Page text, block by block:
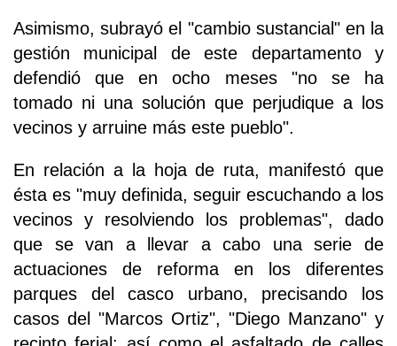
Asimismo, subrayó el "cambio sustancial" en la
gestión municipal de este departamento y
defendió que en ocho meses "no se ha
tomado ni una solución que perjudique a los
vecinos y arruine más este pueblo".
En relación a la hoja de ruta, manifestó que
ésta es "muy definida, seguir escuchando a los
vecinos y resolviendo los problemas", dado
que se van a llevar a cabo una serie de
actuaciones de reforma en los diferentes
parques del casco urbano, precisando los
casos del "Marcos Ortiz", "Diego Manzano" y